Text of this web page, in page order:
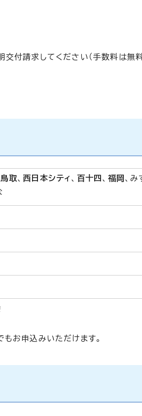
付請求してください（手数料は無
鳥取、 西日本シティ 、 百十四 、 福岡 、み
お申込みいただけます。